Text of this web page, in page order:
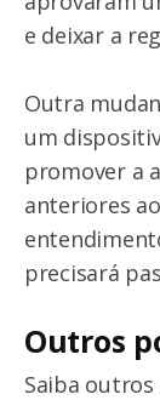
e deixar a
Outra
um
promover a
anteriores
precisará
Outros
Saiba outros